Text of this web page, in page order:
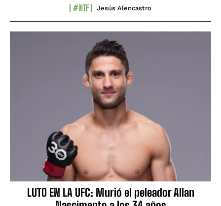
#NTF Jesús Alencastro
LUTO EN LA UFC: Murió el peleador Allan